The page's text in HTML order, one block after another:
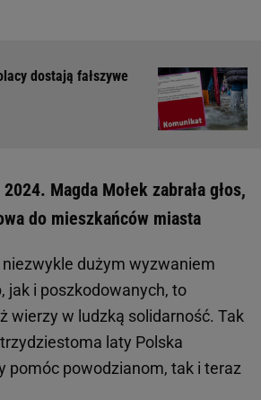
dostają fałszywe
Magda Mołek zabrała głos,
do mieszkańców miasta
dużym wyzwaniem
jak i poszkodowanych, to
wierzy w ludzką solidarność. Tak
laty Polska
pomóc powodzianom, tak i teraz